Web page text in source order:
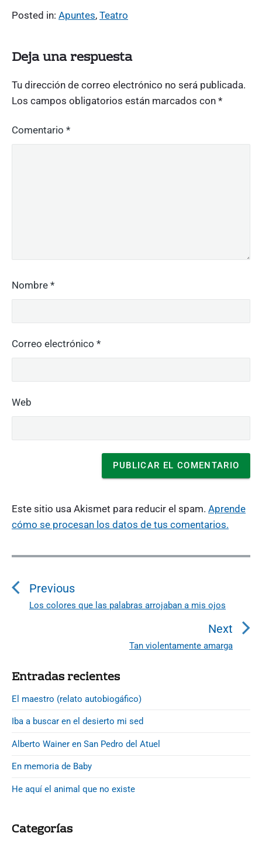
Posted in: Apuntes, Teatro
Deja una respuesta
Tu dirección de correo electrónico no será publicada.
Los campos obligatorios están marcados con *
Comentario *
Nombre *
Correo electrónico *
Web
Este sitio usa Akismet para reducir el spam. Aprende
cómo se procesan los datos de tus comentarios.
N
a
v
i
ó
n
d
e
e
t
a
Previous
P
i
u
s
o
s
Los colores que las palabras arrojaban a mis ojos
Next
N
Tan violentamente amarga
P
i
m
a
r
S
d
a
Entradas recientes
El maestro (relato autobiogáfico)
Iba a buscar en el desierto mi sed
Alberto Wainer en San Pedro del Atuel
En memoria de Baby
He aquí el animal que no existe
Categorías